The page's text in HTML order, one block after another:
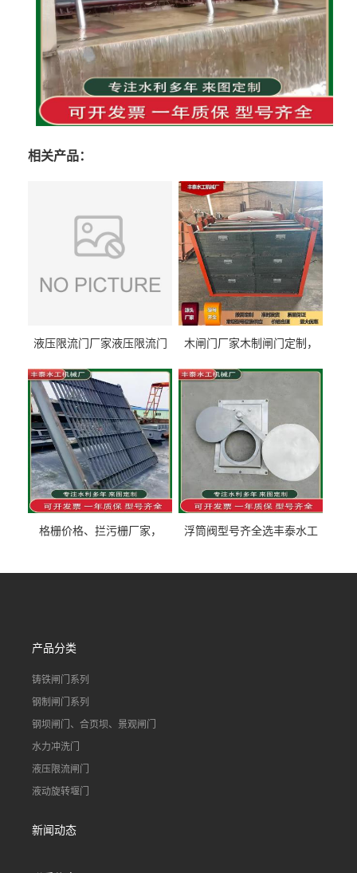
相关产品：
液压限流门厂家液压限流门
泰制造
木闸门厂家木制闸门定制，
型号齐全
格栅价格、拦污栅厂家，
浮筒阀型号齐全选丰泰水工
道水库电站污水处理钢制闸
产品分类
铸铁闸门系列
钢制闸门系列
钢坝闸门、合页坝、景观闸门
水力冲洗门
液压限流闸门
液动旋转堰门
新闻动态